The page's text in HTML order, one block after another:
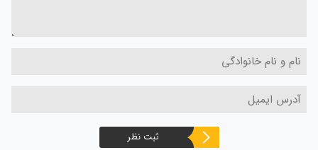
ثبت نظر